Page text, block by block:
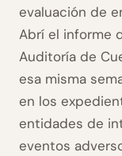
evaluación de
Abrí el informe
Auditoría de
esa misma
en los
entidades de
eventos